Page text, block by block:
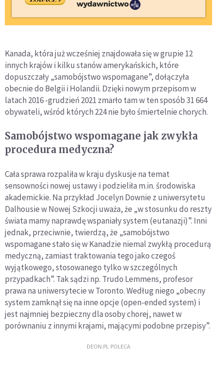
Kanada, która już wcześniej znajdowała się w grupie 12
innych krajów i kilku stanów amerykańskich, które
dopuszczały „samobójstwo wspomagane”, dołączyła
obecnie do Belgii i Holandii. Dzięki nowym przepisom w
latach 2016 -grudzień 2021 zmarło tam w ten sposób 31 664
obywateli, wśród których 224 nie było śmiertelnie chorych.
Samobójstwo wspomagane jak zwykła
procedura medyczna?
Cała sprawa rozpaliła w kraju dyskusje na temat
sensowności nowej ustawy i podzieliła m.in. środowiska
akademickie. Na przykład Jocelyn Downie z uniwersytetu
Dalhousie w Nowej Szkocji uważa, że „w stosunku do reszty
świata mamy naprawdę wspaniały system (eutanazji)”. Inni
jednak, przeciwnie, twierdzą, że „samobójstwo
wspomagane stało się w Kanadzie niemal zwykłą procedurą
medyczną, zamiast traktowania tego jako czegoś
wyjątkowego, stosowanego tylko w szczególnych
przypadkach”. Tak sądzi np. Trudo Lemmens, profesor
prawa na uniwersytecie w Toronto. Według niego „obecny
system zamknął się na inne opcje (open-ended system) i
jest najmniej bezpieczny dla osoby chorej, nawet w
porównaniu z innymi krajami, mającymi podobne przepisy”.
DEON.PL POLECA